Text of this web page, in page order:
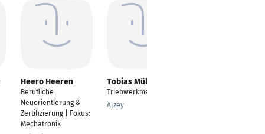
Heero Heeren
Berufliche
Neuorientierung &
Zertifizierung | Fokus:
Mechatronik
Tobias Müller
Triebwerkmechaniker
Alzey